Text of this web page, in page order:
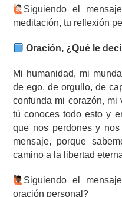
Siguiendo el
meditación, tu reflexión
Oración, ¿Qué le
Mi humanidad, mi
de ego, de orgullo, de
confunda mi corazón, mi
tú conoces todo esto y
que nos perdones y
mensaje, porque
camino a la libertad
‍Siguiendo el
oración personal?